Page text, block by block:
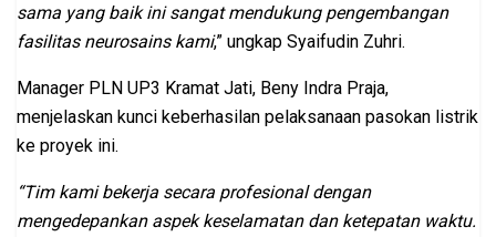
sama yang baik ini sangat mendukung pengembangan
fasilitas neurosains kami,” ungkap Syaifudin Zuhri.
Manager PLN UP3 Kramat Jati, Beny Indra Praja,
menjelaskan kunci keberhasilan pelaksanaan pasokan listrik
ke proyek ini.
“Tim kami bekerja secara profesional dengan
mengedepankan aspek keselamatan dan ketepatan waktu.